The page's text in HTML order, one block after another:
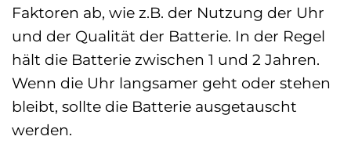
Faktoren ab, wie z.B. der Nutzung der Uhr
und der Qualität der Batterie. In der Regel
hält die Batterie zwischen 1 und 2 Jahren.
Wenn die Uhr langsamer geht oder stehen
bleibt, sollte die Batterie ausgetauscht
werden.